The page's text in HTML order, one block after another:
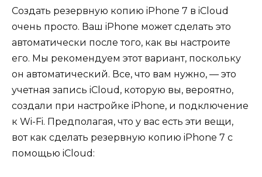
Создать резервную копию iPhone 7 в iCloud
очень просто. Ваш iPhone может сделать это
автоматически после того, как вы настроите
его. Мы рекомендуем этот вариант, поскольку
он автоматический. Все, что вам нужно, — это
учетная запись iCloud, которую вы, вероятно,
создали при настройке iPhone, и подключение
к Wi-Fi. Предполагая, что у вас есть эти вещи,
вот как сделать резервную копию iPhone 7 с
помощью iCloud: